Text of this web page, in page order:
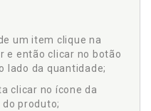
um item clique na
e então clicar no botão
lado da quantidade;
clicar no ícone da
do produto;